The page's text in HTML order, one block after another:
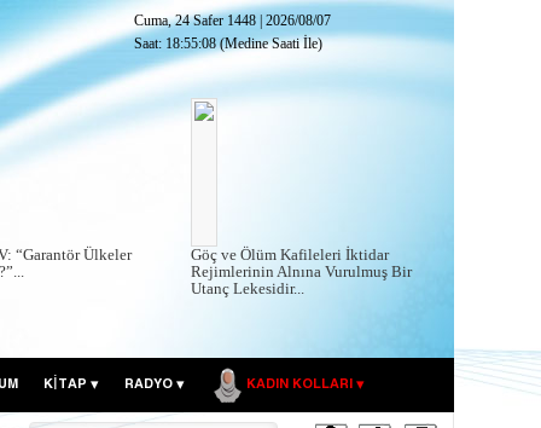
Cuma, 24 Safer 1448 2026/08/07
Saat: 18:55:09(Medine Saati İle)
“Garantör Ülkeler
Göç ve Ölüm Kafileleri İktidar
Rejimlerinin Alnına Vurulmuş Bir
Utanç Lekesidir...
KITAP RADYO KADIN KOLLARI